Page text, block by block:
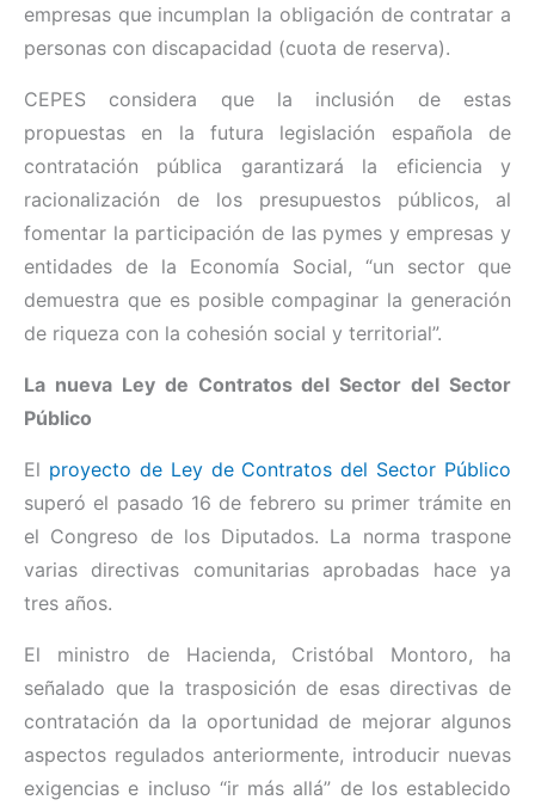
empresas que incumplan la obligación de contratar a
personas con discapacidad (cuota de reserva).
CEPES considera que la inclusión de estas
propuestas en la futura legislación española de
contratación pública garantizará la eficiencia y
racionalización de los presupuestos públicos, al
fomentar la participación de las pymes y empresas y
entidades de la Economía Social, “un sector que
demuestra que es posible compaginar la generación
de riqueza con la cohesión social y territorial”.
La nueva Ley de Contratos del Sector del Sector
Público
El proyecto de Ley de Contratos del Sector Público
superó el pasado 16 de febrero su primer trámite en
el Congreso de los Diputados. La norma traspone
varias directivas comunitarias aprobadas hace ya
tres años.
El ministro de Hacienda, Cristóbal Montoro, ha
señalado que la trasposición de esas directivas de
contratación da la oportunidad de mejorar algunos
aspectos regulados anteriormente, introducir nuevas
exigencias e incluso “ir más allá” de los establecido